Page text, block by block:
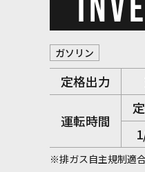
ガソリン
定格出力
運転時間
※排ガス自主規制適